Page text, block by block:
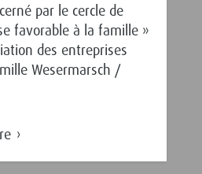
par le cercle de
favorable à la famille »
des entreprises
Wesermarsch /